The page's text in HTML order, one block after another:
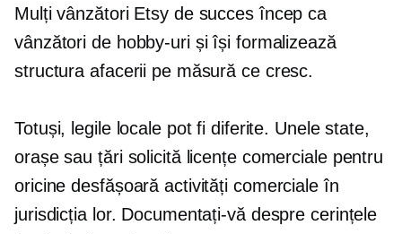
Mulți vânzători Etsy de succes încep ca
vânzători de hobby-uri și își formalizează
structura afacerii pe măsură ce cresc.
Totuși, legile locale pot fi diferite. Unele state,
orașe sau țări solicită licențe comerciale pentru
oricine desfășoară activități comerciale în
jurisdicția lor. Documentați-vă despre cerințele